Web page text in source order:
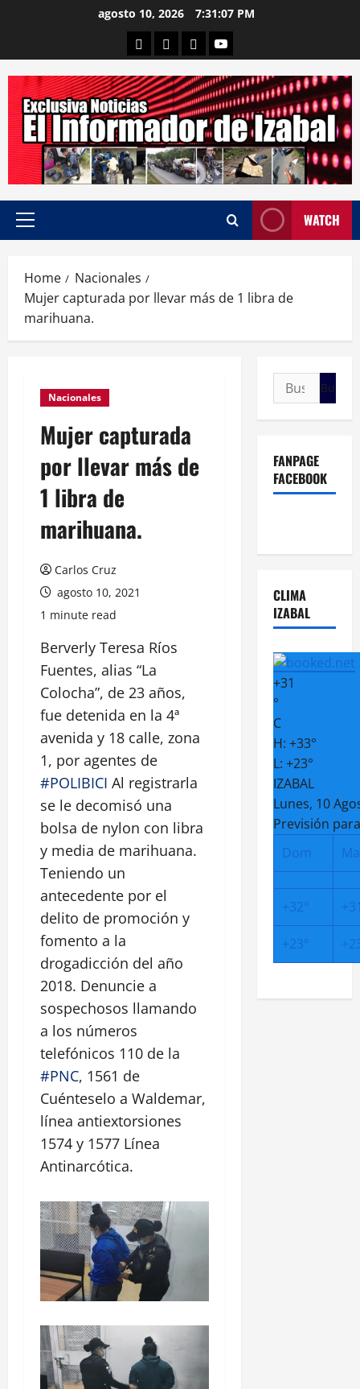
agosto 10, 2026 7:31:08 PM
Departamental
Nacionales
Internacional
Canal
Primary
WATCH
Home
Nacionales
Mujer capturada por llevar más de 1 libra de
marihuana.
Nacionales
Mujer capturada
por llevar más de
1 libra de
marihuana.
Carlos Cruz
agosto 10, 2021
1 minute read
Berverly Teresa Ríos
Fuentes, alias “La
Colocha”, de 23 años,
fue detenida en la 4ª
avenida y 18 calle, zona
1, por agentes de
#POLIBICI Al registrarla
se le decomisó una
bolsa de nylon con libra
y media de marihuana.
Teniendo un
antecedente por el
delito de promoción y
fomento a la
drogadicción del año
2018. Denuncie a
sospechosos llamando
a los números
telefónicos 110 de la
#PNC, 1561 de
Cuénteselo a Waldemar,
línea antiextorsiones
1574 y 1577 Línea
Antinarcótica.
Buscar:
FANPAGE
FACEBOOK
CLIMA
IZABAL
+31
°
C
H: +33°
L: +23°
IZABAL
Lunes, 10
Previsión
Dom
+32° +
+23° +